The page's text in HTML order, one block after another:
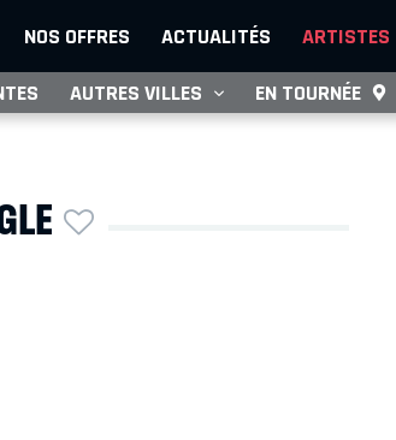
NOS OFFRES ACTUALITÉS ARTISTES
AUTRES VILLES EN TOURNÉE